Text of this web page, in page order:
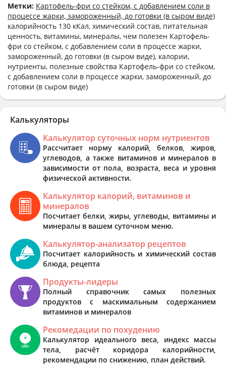
Метки: Картофель-фри со стейком, с добавлением соли в
процессе жарки, замороженный, до готовки (в сыром виде)
калорийность 130 кКал, химический состав, питательная
ценность, витамины, минералы, чем полезен Картофель-
фри со стейком, с добавлением соли в процессе жарки,
замороженный, до готовки (в сыром виде), калории,
нутриенты, полезные свойства Картофель-фри со стейком,
с добавлением соли в процессе жарки, замороженный, до
готовки (в сыром виде)
Калькуляторы
Калькулятор суточных норм нутриентов
Рассчитает норму калорий, белков, жиров,
углеводов, а также витаминов и минералов в
зависимости от пола, возраста, веса и уровня
физической активности.
Калькулятор калорий, витаминов и
минералов
Посчитает белки, жиры, углеводы, витамины и
минералы в вашем суточном меню.
Калькулятор-анализатор рецептов
Посчитает калорийность и химический состав
блюда, рецепта
Продукты-лидеры
Полный справочник самых полезных
продуктов с маскимальным содержанием
витаминов и минералов
Рекомедации по похудению
Калькулятор идеального веса, индекс массы
тела, расчёт коридора калорийности,
рекомендации по снижению, план действий.